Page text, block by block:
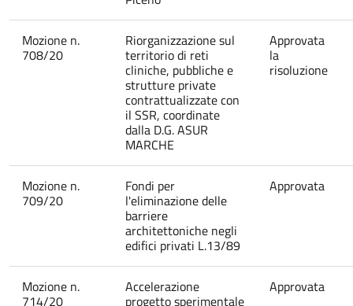
Mozione n.
708/20
Riorganizzazione sul
territorio di reti
cliniche, pubbliche e
strutture private
contrattualizzate con
il SSR, coordinate
dalla D.G. ASUR
MARCHE
Approvata
la
risoluzione
Mozione n.
709/20
Fondi per
l'eliminazione delle
barriere
architettoniche negli
edifici privati L.13/89
Approvata
Mozione n.
714/20
Accelerazione
progetto sperimentale
Approvata